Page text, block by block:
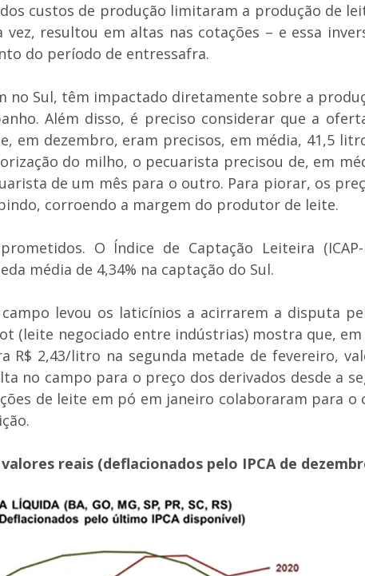
custos de produção limitaram a produção de
vez, resultou em altas nas cotações – e essa
do período de entressafra.
Sul, têm impactado diretamente sobre a
Além disso, é preciso considerar que a
em dezembro, eram precisos, em média, 41,5
do milho, o pecuarista precisou de, em
de um mês para o outro. Para piorar, os
corroendo a margem do produtor de leite.
O Índice de Captação Leiteira
média de 4,34% na captação do Sul.
levou os laticínios a acirrarem a disputa
(leite negociado entre indústrias) mostra que,
2,43/litro na segunda metade de fevereiro,
no campo para o preço dos derivados desde a
de leite em pó em janeiro colaboraram para o
reais (deflacionados pelo IPCA de